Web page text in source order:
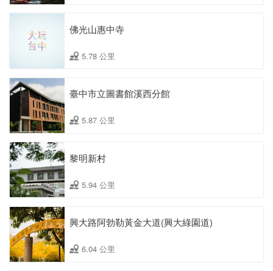
佛光山惠中寺
5.78 公里
臺中市立圖書館溪西分館
5.87 公里
黎明新村
5.94 公里
興大路阿勃勒黃金大道(興大綠園道)
6.04 公里